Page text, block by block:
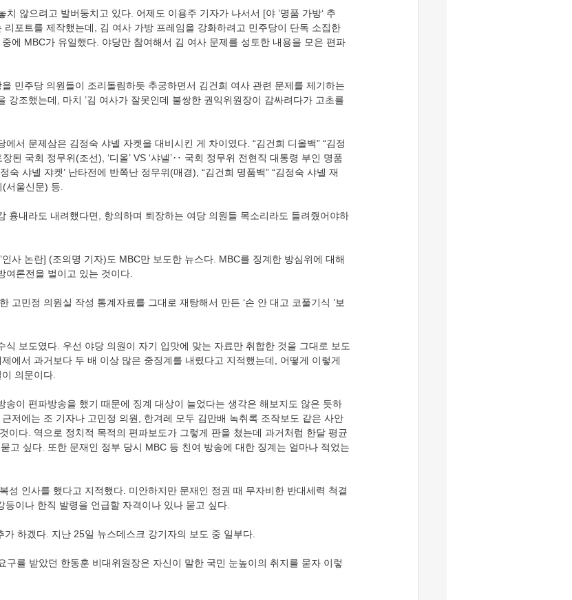
않으려고 발버둥치고 있다. 어제도 이용주 기자가 나서서 [야 ’명품 가방‘ 추
리포트를 제작했는데, 김 여사 가방 프레임을 강화하려고 민주당이 단독 소집한
에 MBC가 유일했다. 야당만 참여해서 김 여사 문제를 성토한 내용을 모은 편파
민주당 의원들이 조리돌림하듯 추궁하면서 김건희 여사 관련 문제를 제기하는
강조했는데, 마치 ’김 여사가 잘못인데 불쌍한 권익위원장이 감싸려다가 고초를
서 문제삼은 김정숙 샤넬 자켓을 대비시킨 게 차이였다. “김건희 디올백” “김정
된 국회 정무위(조선), ‘디올’ VS ‘샤넬’‥ 국회 정무위 전현직 대통령 부인 명품
숙 샤넬 쟈켓’ 난타전에 반쪽난 정무위(매경), “김건희 명품백” “김정숙 샤넬 재
서울신문) 등.
흉내라도 내려했다면, 항의하며 퇴장하는 여당 의원들 목소리라도 들려줬어야하
인사 논란] (조의명 기자)도 MBC만 보도한 뉴스다. MBC를 징계한 방심위에 대해
여론전을 벌이고 있는 것이다.
고민정 의원실 작성 통계자료를 그대로 재탕해서 만든 ‘손 안 대고 코풀기식 ’보
식 보도였다. 우선 야당 의원이 자기 입맛에 맞는 자료만 취합한 것을 그대로 보도
에서 과거보다 두 배 이상 많은 중징계를 내렸다고 지적했는데, 어떻게 이렇게
의문이다.
송이 편파방송을 했기 때문에 징계 대상이 늘었다는 생각은 해보지도 않은 듯하
저에는 조 기자나 고민정 의원, 한겨레 모두 김만배 녹취록 조작보도 같은 사안
이다. 역으로 정치적 목적의 편파보도가 그렇게 판을 쳤는데 과거처럼 한달 평균
고 싶다. 또한 문재인 정부 당시 MBC 등 친여 방송에 대한 징계는 얼마나 적었는
성 인사를 했다고 지적했다. 미안하지만 문재인 정권 때 무자비한 반대세력 척결
등이나 한직 발령을 언급할 자격이나 있나 묻고 싶다.
하겠다. 지난 25일 뉴스데스크 강기자의 보도 중 일부다.
구를 받았던 한동훈 비대위원장은 자신이 말한 국민 눈높이의 취지를 묻자 이렇